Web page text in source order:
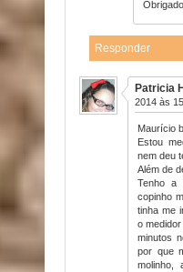
Responder
Patricia
2014 às
Maurício
Estou
nem deu
Além de
Tenho a
copinho
tinha me
o
minutos
por que
molinho,